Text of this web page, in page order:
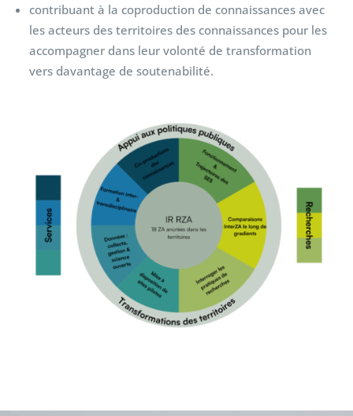
contribuant à la coproduction de connaissances avec
les acteurs des territoires des connaissances pour les
accompagner dans leur volonté de transformation
vers davantage de soutenabilité.